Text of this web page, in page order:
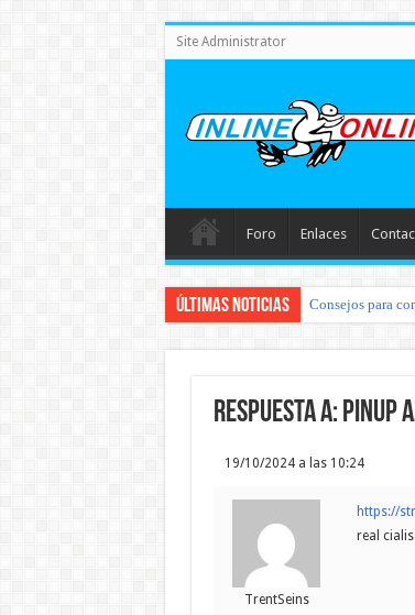
Site Administrator
Foro Enlaces
Últimas noticias Consejos para
Respuesta a: pinup
19/10/2024 a las 10:24
TrentSeins
https://
real